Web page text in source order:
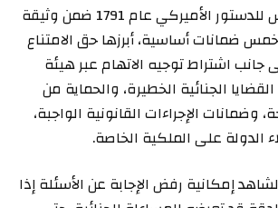
أقر التعديل الخامس للدستور الأميركي عام 1791 ضمن وثيقة
ضمانات أساسية، أبرزها حق الامتناع
جانب اشتراط توجيه الاتهام عبر هيئة
الجنائية الخطيرة، والحماية من
وضمانات الإجراءات القانونية الواجبة،
الدولة على الملكية الخاصة.
إمكانية رفض الإجابة عن الأسئلة إذا